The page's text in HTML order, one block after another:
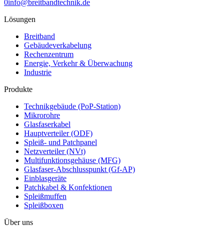
0info@breitbandtechnik.de
Lösungen
Breitband
Gebäudeverkabelung
Rechenzentrum
Energie, Verkehr & Überwachung
Industrie
Produkte
Technikgebäude (PoP-Station)
Mikrorohre
Glasfaserkabel
Hauptverteiler (ODF)
Spleiß- und Patchpanel
Netzverteiler (NVt)
Multifunktionsgehäuse (MFG)
Glasfaser-Abschlusspunkt (Gf-AP)
Einblasgeräte
Patchkabel & Konfektionen
Spleißmuffen
Spleißboxen
Über uns